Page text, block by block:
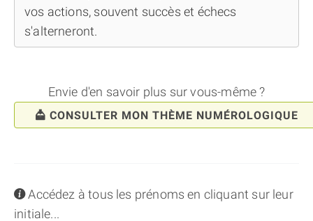
vos actions, souvent succès et échecs
s'alterneront.
Envie d'en savoir plus sur vous-même ?
CONSULTER MON THÈME NUMÉROLOGIQUE
infoAccédez à tous les prénoms en cliquant sur leur
initiale...